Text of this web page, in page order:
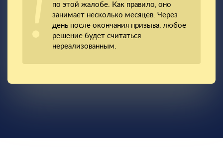
по этой жалобе. Как правило, оно
занимает несколько месяцев. Через
день после окончания призыва, любое
решение будет считаться
нереализованным.